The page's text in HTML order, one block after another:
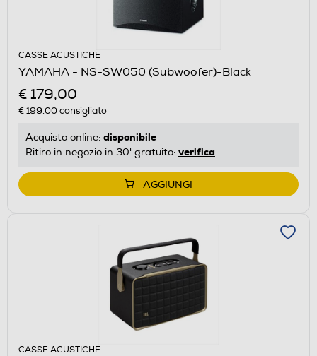
CASSE ACUSTICHE
YAMAHA - NS-SW050 (Subwoofer)-Black
€ 179,00
€ 199,00consigliato
Acquisto online: disponibile
Ritiro in negozio in 30' gratuito: verifica
AGGIUNGI
CASSE ACUSTICHE